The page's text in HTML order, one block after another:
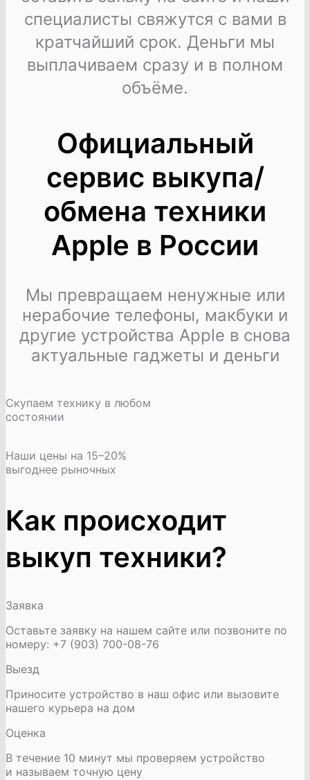
специалисты свяжутся с вами в
кратчайший срок. Деньги мы
выплачиваем сразу и в полном
объёме.
Официальный
сервис выкупа/
обмена техники
Apple в России
Мы превращаем ненужные или
нерабочие телефоны, макбуки и
другие устройства Apple в снова
актуальные гаджеты и деньги
Скупаем технику в любом
состоянии
Наши цены на 15–20%
выгоднее рыночных
Как происходит
выкуп техники?
Заявка
Оставьте заявку на нашем сайте или позвоните по
номеру: +7 (903) 700-08-76
Выезд
Приносите устройство в наш офис или вызовите
нашего курьера на дом
Оценка
В течение 10 минут мы проверяем устройство
и называем точную цену